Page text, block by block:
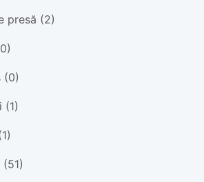
presă (2)
(0)
(1)